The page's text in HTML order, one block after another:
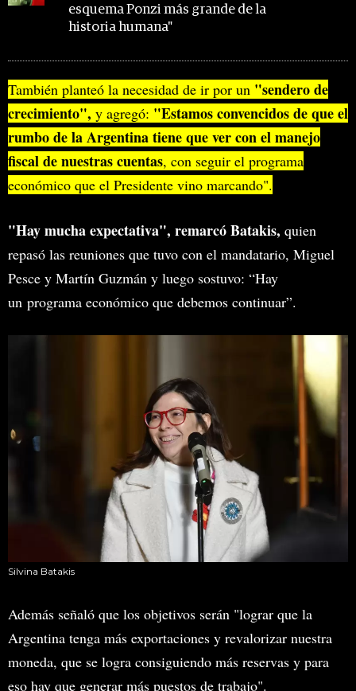
esquema Ponzi más grande de la
historia humana"
También planteó la necesidad de ir por un "sendero de
crecimiento", y agregó: "Estamos convencidos de que el
rumbo de la Argentina tiene que ver con el manejo
fiscal de nuestras cuentas, con seguir el programa
económico que el Presidente vino marcando".
"Hay mucha expectativa", remarcó Batakis, quien
repasó las reuniones que tuvo con el mandatario, Miguel
Pesce y Martín Guzmán y luego sostuvo: “Hay
un programa económico que debemos continuar”.
Silvina Batakis
Además señaló que los objetivos serán "lograr que la
Argentina tenga más exportaciones y revalorizar nuestra
moneda, que se logra consiguiendo más reservas y para
eso hay que generar más puestos de trabajo".